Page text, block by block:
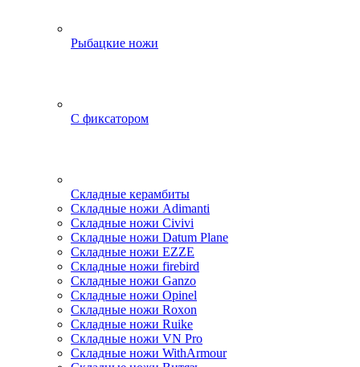
Рыбацкие ножи
С фиксатором
Складные керамбиты
Складные ножи Adimanti
Складные ножи Civivi
Складные ножи Datum Plane
Складные ножи EZZE
Складные ножи firebird
Складные ножи Ganzo
Складные ножи Opinel
Складные ножи Roxon
Складные ножи Ruike
Складные ножи VN Pro
Складные ножи WithArmour